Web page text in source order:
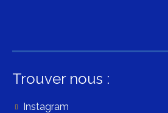
Trouver nous :
Instagram